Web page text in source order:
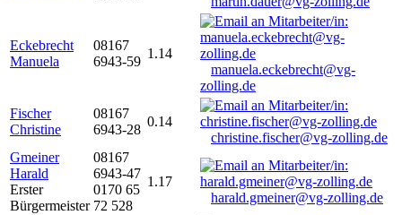
Eckebrecht
Manuela
08167
6943-59
1.14
manuela.eckebrecht@vg-
zolling.de
Fischer
Christine
08167
6943-28
0.14
christine.fischer@vg-zolling.de
Gmeiner
Harald
Erster
Bürgermeister
08167
6943-47
0170 65
72 528
1.17
harald.gmeiner@vg-zolling.de